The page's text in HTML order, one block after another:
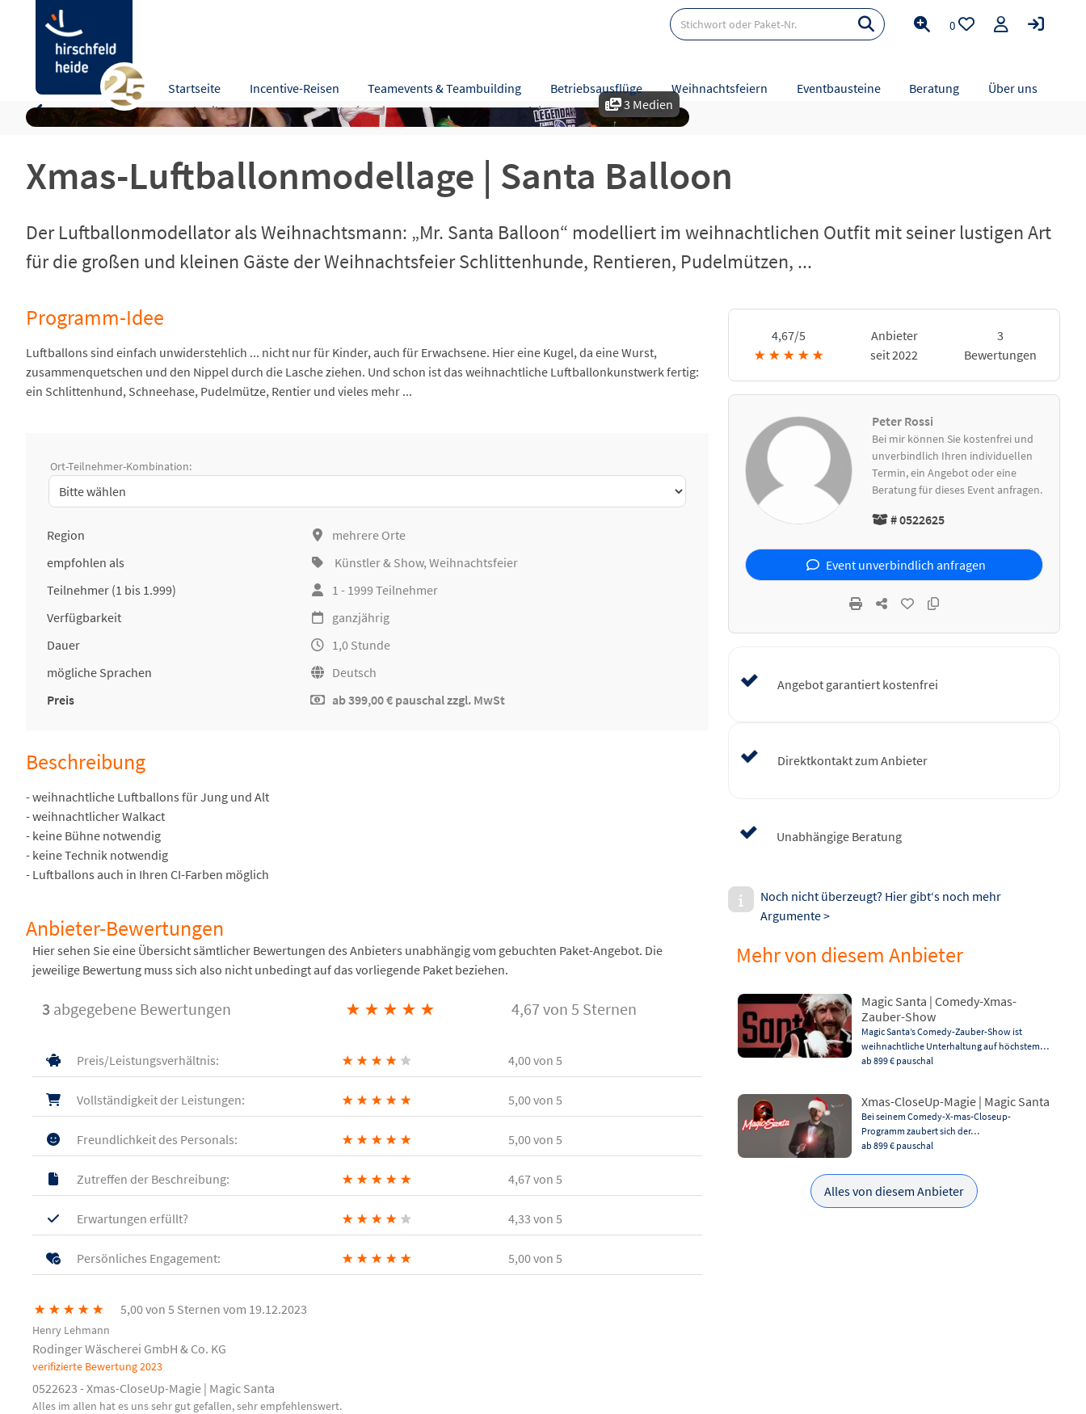
Startseite Incentive-Reisen Teamevents & Teambuilding Betriebsausflüge Weihnachtsfeiern Eventbausteine Beratung Über uns
0
3 Medien
Xmas-Luftballonmodellage | Santa Balloon
Der Luftballonmodellator als Weihnachtsmann: „Mr. Santa Balloon“ modelliert im weihnachtlichen Outfit mit seiner lustigen Art
für die großen und kleinen Gäste der Weihnachtsfeier Schlittenhunde, Rentieren, Pudelmützen, ...
Xmas-Luftballonmodellage | Santa Balloon
Programm-Idee Beschreibung Bewertungen Hinweise Referenzen Zusatzleistungen
Programm-Idee
Luftballons sind einfach unwiderstehlich ... nicht nur für Kinder, auch für Erwachsene. Hier eine Kugel, da eine Wurst,
zusammenquetschen und den Nippel durch die Lasche ziehen. Und schon ist das weihnachtliche Luftballonkunstwerk fertig:
ein Schlittenhund, Schneehase, Pudelmütze, Rentier und vieles mehr ...
Ort-Teilnehmer-Kombination:
Region
mehrere Orte
empfohlen als
Künstler & Show,Weihnachtsfeier
Teilnehmer (1 bis 1.999)
1 - 1999 Teilnehmer
Verfügbarkeit
ganzjährig
Dauer
1,0 Stunde
mögliche Sprachen
Deutsch
Preis
ab 399,00 € pauschal zzgl. MwSt
Beschreibung
- weihnachtliche Luftballons für Jung und Alt
- weihnachtlicher Walkact
- keine Bühne notwendig
- keine Technik notwendig
- Luftballons auch in Ihren CI-Farben möglich
Anbieter-Bewertungen
Hier sehen Sie eine Übersicht sämtlicher Bewertungen des Anbieters unabhängig vom gebuchten Paket-Angebot. Die
jeweilige Bewertung muss sich also nicht unbedingt auf das vorliegende Paket beziehen.
3 abgegebene Bewertungen ★ ★ ★ ★ ★ 4,67 von 5 Sternen
Preis/Leistungsverhältnis: ★ ★ ★ ★ ★ 4,00von 5
Vollständigkeit der Leistungen: ★ ★ ★ ★ ★ 5,00von 5
Freundlichkeit des Personals: ★ ★ ★ ★ ★ 5,00von 5
Zutreffen der Beschreibung: ★ ★ ★ ★ ★ 4,67von 5
Erwartungen erfüllt? ★ ★ ★ ★ ★ 4,33 von 5
Persönliches Engagement: ★ ★ ★ ★ ★ 5,00von 5
★ ★ ★ ★ ★ 5,00 von 5 Sternen vom 19.12.2023
Henry Lehmann
Rodinger Wäscherei GmbH & Co. KG
verifizierte Bewertung2023
0522623 - Xmas-CloseUp-Magie | Magic Santa
Alles im allen hat es uns sehr gut gefallen, sehr empfehlenswert.
4,67/5
★ ★ ★ ★ ★
Anbieter
seit 2022
3
Bewertungen
Peter Rossi
Bei mir können Sie kostenfrei und
unverbindlich Ihren individuellen
Termin, ein Angebot oder eine
Beratung für dieses Event anfragen.
# 0522625
Event unverbindlich anfragen
Angebot garantiert kostenfrei
Direktkontakt zum Anbieter
Unabhängige Beratung
Noch nicht überzeugt? Hier gibt‘s noch mehr
Argumente >
Mehr von diesem Anbieter
Magic Santa | Comedy-Xmas-
Zauber-Show
Magic Santa’s Comedy-Zauber-Show ist
weihnachtliche Unterhaltung auf höchstem…
ab 899 € pauschal
Xmas-CloseUp-Magie | Magic Santa
Bei seinem Comedy-X-mas-Closeup-
Programm zaubert sich der…
ab 899 € pauschal
Alles von diesem Anbieter